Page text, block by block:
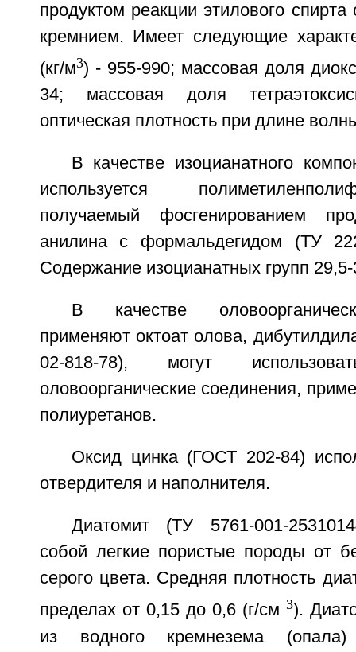
продуктом реакции этилового
кремнием. Имеет следующие
(кг/м3) - 955-990; массовая доля
34; массовая доля
оптическая плотность при длине
В качестве изоцианатного
используется
получаемый фосгенированием
анилина с формальдегидом (ТУ
Содержание изоцианатных групп
В качестве
применяют октоат олова,
02-818-78), могут
оловоорганические соединения,
полиуретанов.
Оксид цинка (ГОСТ 202-84)
отвердителя и наполнителя.
Диатомит (ТУ 5761-001-
собой легкие пористые породы от
серого цвета. Средняя плотность
пределах от 0,15 до 0,6 (г/см 3).
из водного кремнезема